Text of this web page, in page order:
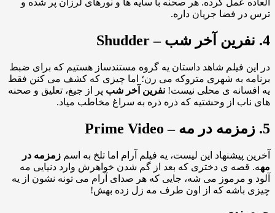
عمل کرده. هر صحنه با سایه ها و نورهای لرزان پر شده و
در فضا جریان داره.
فیلم شاهد داستان یه گروه مستندساز هستیم که برای ضبط
به شهری متروکه می رن؛ اما چیزی که کشف می کنن فقط
ی محلی نیست!نفرین آخر شب پر از جیغ، تعلیق و صحنه
ناب از وحشتیه که ذره ذره به سراغ مخاطب میاد.
پیشنهاد این لیست، یه فیلم آرام اما تلخ به اسم زمزمه در
قصه ی دختری که بعد از گم شدن خواهرش وارد دنیایی مه
و مرموز می شه، جایی که هر صدای آرام می تونه نشون از یه
باشه که از اون طرف مه زل زده بهش!